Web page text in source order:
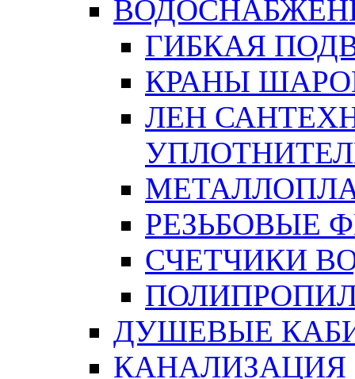
ГИБКАЯ
КРАНЫ
ЛЕН
РЕЗЬБОВЫЕ
СЧЕТЧИКИ
ДУШЕВЫЕ
КАНАЛИЗАЦИЯ